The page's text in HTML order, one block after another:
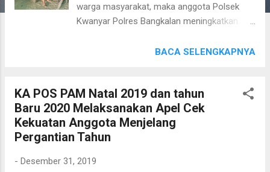
warga masyarakat, maka anggota Polsek
Kwanyar Polres Bangkalan meningkatkan
warga masyarakat merasa aman atas
polsek kwanyar Polres Bangkalan yakni Ps.
Kanit Binmas Bripka Selamet W. S.H.
melaksanakan giat silaturahmi dan tatap
muka dengan warga masyarakat di Desa
Bangkalan Dalam kesempatan silaturahmi
BACA SELENGKAPNYA
KA POS PAM Natal 2019 dan tahun
Baru 2020 Melaksanakan Apel Cek
Kekuatan Anggota Menjelang
Pergantian Tahun
- Desember 31, 2019